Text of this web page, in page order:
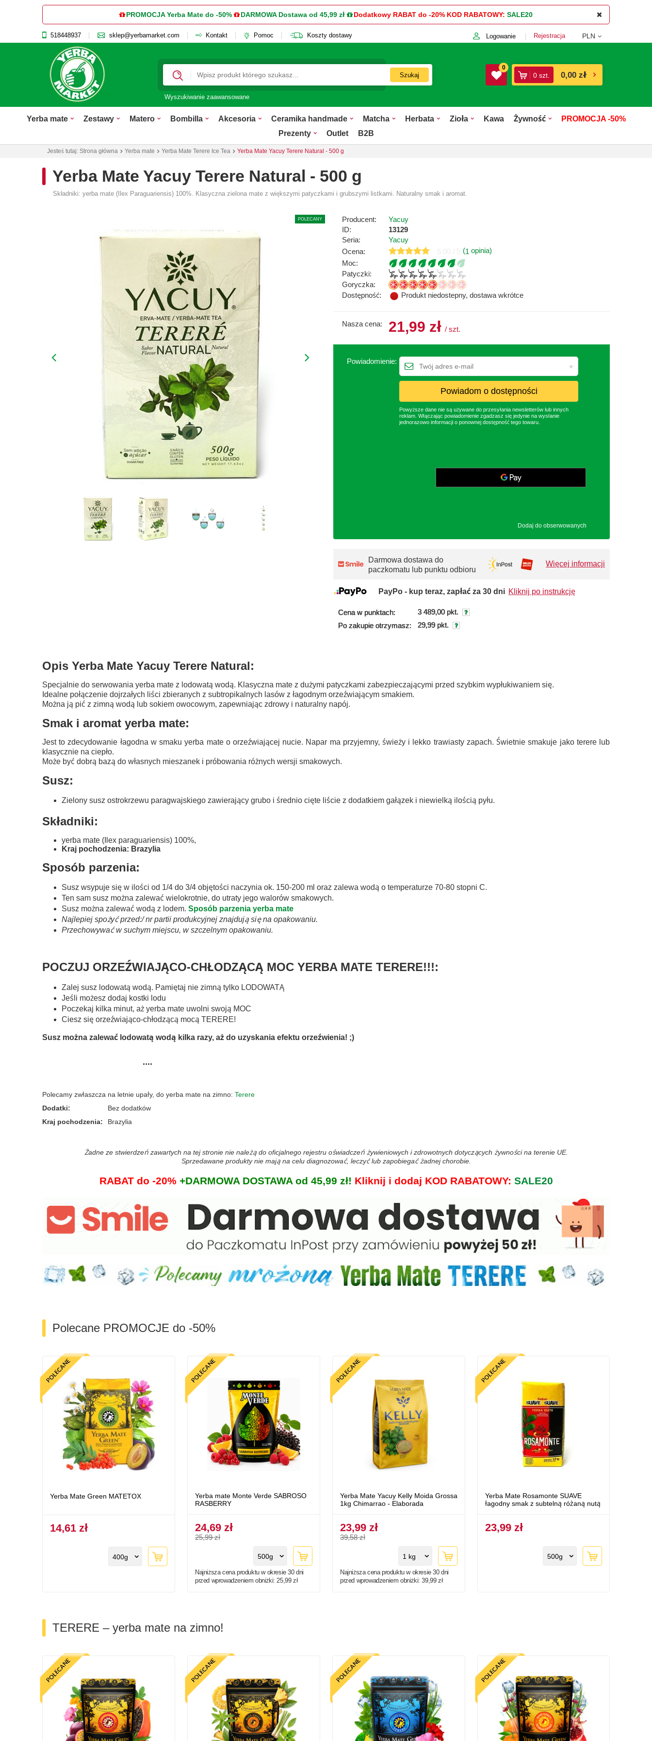
PROMOCJA Yerba Mate do -50% DARMOWA Dostawa od 45,99 zł Dodatkowy RABAT do -20% KOD RABATOWY: SALE20
518448937 sklep@yerbamarket.com Kontakt Pomoc Koszty dostawy Logowanie Rejestracja PLN
Szukaj
Wyszukiwanie zaawansowane
0
0 szt. 0,00 zł
Yerba mate Zestawy Matero Bombilla Akcesoria Ceramika handmade Matcha Herbata Zioła Kawa Żywność
PROMOCJA -50%
Prezenty
Outlet B2B
Jesteś tutaj: Strona główna Yerba mate Yerba Mate Terere Ice Tea Yerba Mate Yacuy Terere Natural - 500 g
Yerba Mate Yacuy Terere Natural - 500 g
Składniki: yerba mate (Ilex Paraguariensis) 100%. Klasyczna zielona mate z większymi patyczkami i grubszymi listkami. Naturalny smak i aromat.
POLECANY Producent:
Yacuy
ID:
13129
Seria:
Yacuy
Ocena:
(1 opinia)
Moc:
Patyczki:
Goryczka:
Dostępność:
Produkt niedostepny, dostawa wkrótce
Nasza cena: 21,99 zł / szt.
Powiadomienie:
Powiadom o dostępności
Powyższe dane nie są używane do przesyłania newsletterów lub innych
reklam. Włączając powiadomienie zgadzasz się jedynie na wysłanie
jednorazowo informacji o ponownej dostępność tego towaru.
Dodaj do obserwowanych
Darmowa dostawa do
paczkomatu lub punktu odbioru
Więcej informacji
PayPo - kup teraz, zapłać za 30 dni Kliknij po instrukcję
Cena w punktach:
3 489,00 pkt.
Po zakupie otrzymasz:
29,99 pkt.
Opis Yerba Mate Yacuy Terere Natural:
Specjalnie do serwowania yerba mate z lodowatą wodą. Klasyczna mate z dużymi patyczkami zabezpieczającymi przed szybkim wypłukiwaniem się.
Idealne połączenie dojrzałych liści zbieranych z subtropikalnych lasów z łagodnym orzeźwiającym smakiem.
Można ją pić z zimną wodą lub sokiem owocowym, zapewniając zdrowy i naturalny napój.
Smak i aromat yerba mate:
Jest to zdecydowanie łagodna w smaku yerba mate o orzeźwiającej nucie. Napar ma przyjemny, świeży i lekko trawiasty zapach. Świetnie smakuje jako terere lub
klasycznie na ciepło.
Może być dobrą bazą do własnych mieszanek i próbowania różnych wersji smakowych.
Susz:
Zielony susz ostrokrzewu paragwajskiego zawierający grubo i średnio cięte liście z dodatkiem gałązek i niewielką ilością pyłu.
Składniki:
yerba mate (Ilex paraguariensis) 100%,
Kraj pochodzenia: Brazylia
Sposób parzenia:
Susz wsypuje się w ilości od 1/4 do 3/4 objętości naczynia ok. 150-200 ml oraz zalewa wodą o temperaturze 70-80 stopni C.
Ten sam susz można zalewać wielokrotnie, do utraty jego walorów smakowych.
Susz można zalewać wodą z lodem. Sposób parzenia yerba mate
Najlepiej spożyć przed:/ nr partii produkcyjnej znajdują się na opakowaniu.
Przechowywać w suchym miejscu, w szczelnym opakowaniu.
POCZUJ ORZEŹWIAJĄCO-CHŁODZĄCĄ MOC YERBA MATE TERERE!!!:
Zalej susz lodowatą wodą. Pamiętaj nie zimną tylko LODOWATĄ
Jeśli możesz dodaj kostki lodu
Poczekaj kilka minut, aż yerba mate uwolni swoją MOC
Ciesz się orzeźwiająco-chłodzącą mocą TERERE!
Susz można zalewać lodowatą wodą kilka razy, aż do uzyskania efektu orzeźwienia! ;)
Polecamy zwłaszcza na letnie upały, do yerba mate na zimno: Terere
Dodatki:
Bez dodatków
Kraj pochodzenia: Brazylia
Żadne ze stwierdzeń zawartych na tej stronie nie należą do oficjalnego rejestru oświadczeń żywieniowych i zdrowotnych dotyczących żywności na terenie UE.
Sprzedawane produkty nie mają na celu diagnozować, leczyć lub zapobiegać żadnej chorobie.
RABAT do -20%+DARMOWA DOSTAWA od 45,99 zł! Kliknij i dodaj KOD RABATOWY: SALE20
Polecane PROMOCJE do -50%
Yerba Mate Green MATETOX
14,61 zł
400g
Yerba mate Monte Verde SABROSO
RASBERRY
24,69 zł
25,99 zł
500g
Najniższa cena produktu w okresie 30 dni
przed wprowadzeniem obniżki:25,99 zł
Yerba Mate Yacuy Kelly Moida Grossa
1kg Chimarrao - Elaborada
23,99 zł
39,58 zł
1 kg
Najniższa cena produktu w okresie 30 dni
przed wprowadzeniem obniżki:39,99 zł
Yerba Mate Rosamonte SUAVE
łagodny smak z subtelną różaną nutą
23,99 zł
500g
TERERE – yerba mate na zimno!